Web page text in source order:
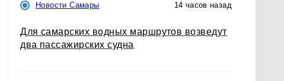
Новости Самары 14 часов назад
Для самарских водных маршрутов возведут
два пассажирских судна